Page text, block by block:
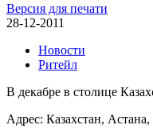
Версия для печати
28-12-2011
Новости
Ритейл
В декабре в столице
Адрес: Казахстан,